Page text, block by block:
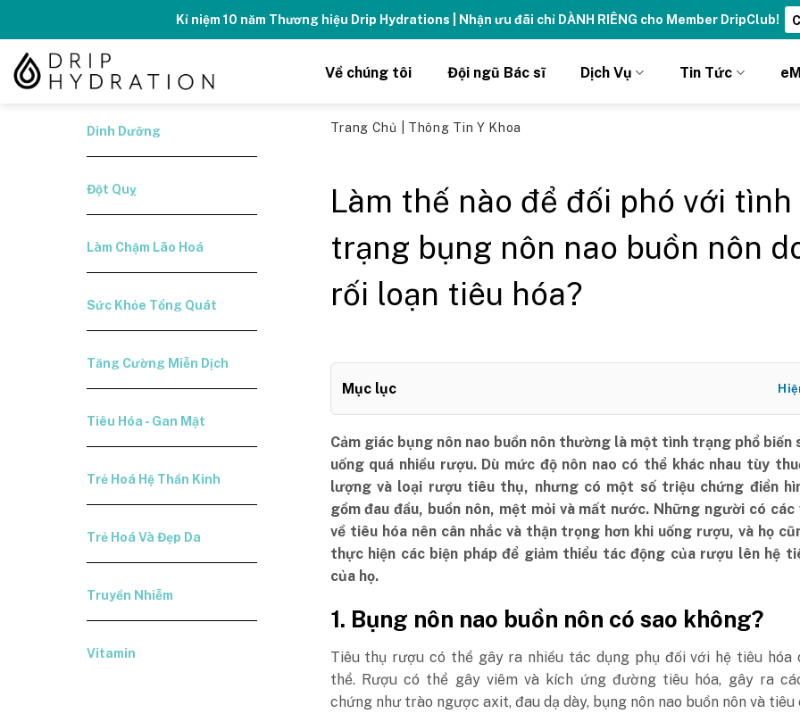
content
Kỉ niệm 10 năm Thương hiệu Drip Hydrations | Nhận ưu đãi chỉ DÀNH RIÊNG cho Member DripClub!
Về chúng tôi Đội ngũ Bác sĩ Dịch Vụ Tin Tức
Dinh Dưỡng
Đột Quỵ
Làm Chậm Lão Hoá
Sức Khỏe Tổng Quát
Tăng Cường Miễn Dịch
Tiêu Hóa - Gan Mật
Trẻ Hoá Hệ Thần Kinh
Trẻ Hoá Và Đẹp Da
Truyền Nhiễm
Vitamin
Trang Chủ Thông Tin Y Khoa
Làm thế nào để đối phó với tình
trạng bụng nôn nao buồn nôn
rối loạn tiêu hóa?
Mục lục
Cảm giác bụng nôn nao buồn nôn thường là một tình trạng phổ biến
uống quá nhiều rượu. Dù mức độ nôn nao có thể khác nhau tùy
lượng và loại rượu tiêu thụ, nhưng có một số triệu chứng điển
gồm đau đầu, buồn nôn, mệt mỏi và mất nước. Những người có các
về tiêu hóa nên cân nhắc và thận trọng hơn khi uống rượu, và họ
thực hiện các biện pháp để giảm thiểu tác động của rượu lên hệ
của họ.
1. Bụng nôn nao buồn nôn có sao không?
Tiêu thụ rượu có thể gây ra nhiều tác dụng phụ đối với hệ tiêu hóa
thể. Rượu có thể gây viêm và kích ứng đường tiêu hóa, gây ra
chứng như trào ngược axit, đau dạ dày, bụng nôn nao buồn nôn và tiêu